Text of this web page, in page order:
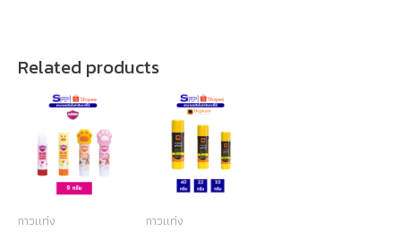
Related products
กาวแท่ง กาวแท่ง